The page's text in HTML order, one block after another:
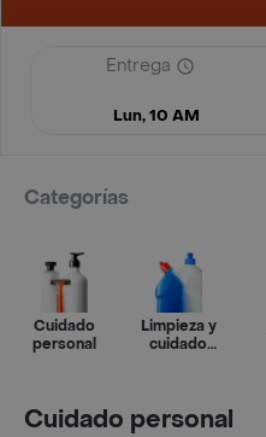
Entrega
Lun, 10 AM
Categorías
Cuidado
personal
Limpieza y
cuidado
Cuidado personal